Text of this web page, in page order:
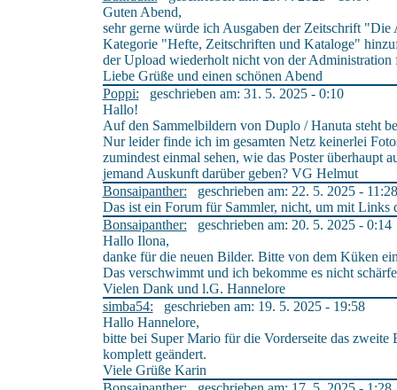
Guten Abend,
sehr gerne würde ich Ausgaben der Zeitschrift
Kategorie "Hefte, Zeitschriften und Kataloge"
der Upload wiederholt nicht von der Administration
Liebe Grüße und einen schönen Abend
Poppi: geschrieben am: 31. 5. 2025 - 0:10
Hallo!
Auf den Sammelbildern von Duplo / Hanuta steht
Nur leider finde ich im gesamten Netz keinerlei
zumindest einmal sehen, wie das Poster überhaupt
jemand Auskunft darüber geben? VG Helmut
Bonsaipanther: geschrieben am: 22. 5. 2025 - 11:28
Das ist ein Forum für Sammler, nicht, um mit Links
Bonsaipanther: geschrieben am: 20. 5. 2025 - 0:14
Hallo Ilona,
danke für die neuen Bilder. Bitte von dem Küken
Das verschwimmt und ich bekomme es nicht
Vielen Dank und l.G. Hannelore
simba54: geschrieben am: 19. 5. 2025 - 19:58
Hallo Hannelore,
bitte bei Super Mario für die Vorderseite das
komplett geändert.
Viele Grüße Karin